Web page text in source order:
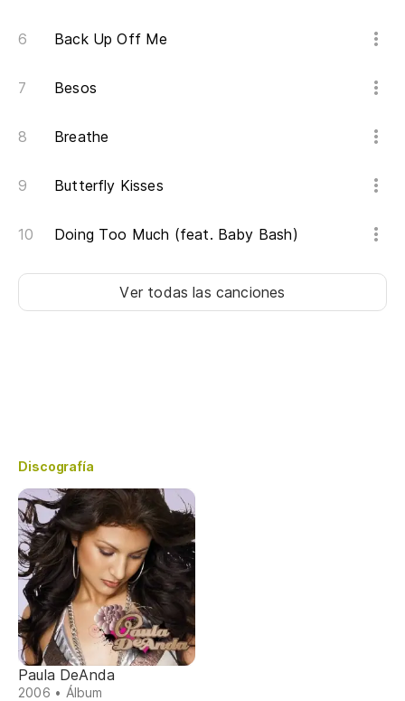
Back Up Off Me
Besos
Breathe
Butterfly Kisses
Doing Too Much (feat. Baby Bash)
Ver todas las canciones
Discografía
Paula DeAnda
2006 • Álbum